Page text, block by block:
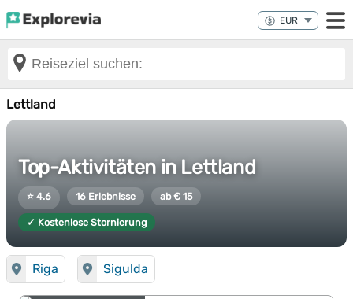
Lettland
Top-Aktivitäten in Lettland
⭐ 4.6 16 Erlebnisse ab € 15
✓ Kostenlose Stornierung
Riga Sigulda